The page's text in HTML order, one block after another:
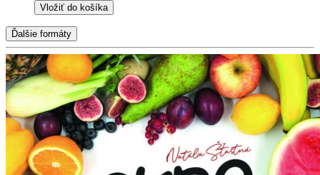
Vložiť do košíka
Ďalšie formáty